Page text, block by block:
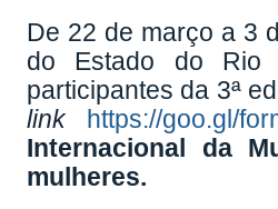
De 22 de março a 3
do Estado do Rio
participantes da 3ª
link
https://goo.gl/
Internacional da
mulheres.